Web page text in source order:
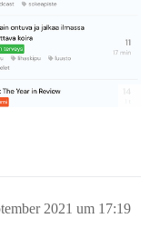
2021 um 17:19